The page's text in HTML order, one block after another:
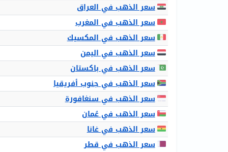
سعر الذهب في العراق
سعر الذهب في المغرب
سعر الذهب في المكسيك
سعر الذهب في اليمن
سعر الذهب في باكستان
سعر الذهب في جنوب أفريقيا
سعر الذهب في سنغافورة
سعر الذهب في عُمان
سعر الذهب في غانا
سعر الذهب في قطر